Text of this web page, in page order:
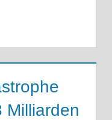
Milliarden